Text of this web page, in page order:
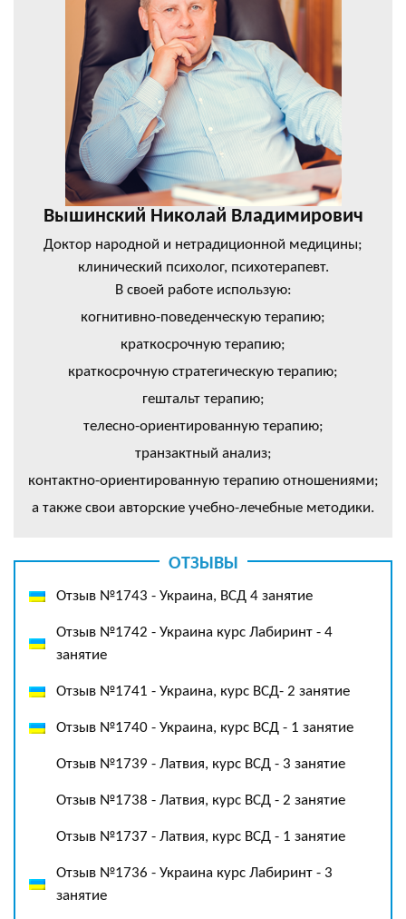
Вышинский Николай Владимирович
Доктор народной и нетрадиционной медицины;
клинический психолог, психотерапевт.
В своей работе использую:
когнитивно-поведенческую терапию;
краткосрочную терапию;
краткосрочную стратегическую терапию;
гештальт терапию;
телесно-ориентированную терапию;
транзактный анализ;
контактно-ориентированную терапию отношениями;
а также свои авторские учебно-лечебные методики.
ОТЗЫВЫ
Отзыв №1743 - Украина, ВСД 4 занятие
Отзыв №1742 - Украина курс Лабиринт - 4
занятие
Отзыв №1741 - Украина, курс ВСД- 2 занятие
Отзыв №1740 - Украина, курс ВСД - 1 занятие
Отзыв №1739 - Латвия, курс ВСД - 3 занятие
Отзыв №1738 - Латвия, курс ВСД - 2 занятие
Отзыв №1737 - Латвия, курс ВСД - 1 занятие
Отзыв №1736 - Украина курс Лабиринт - 3
занятие